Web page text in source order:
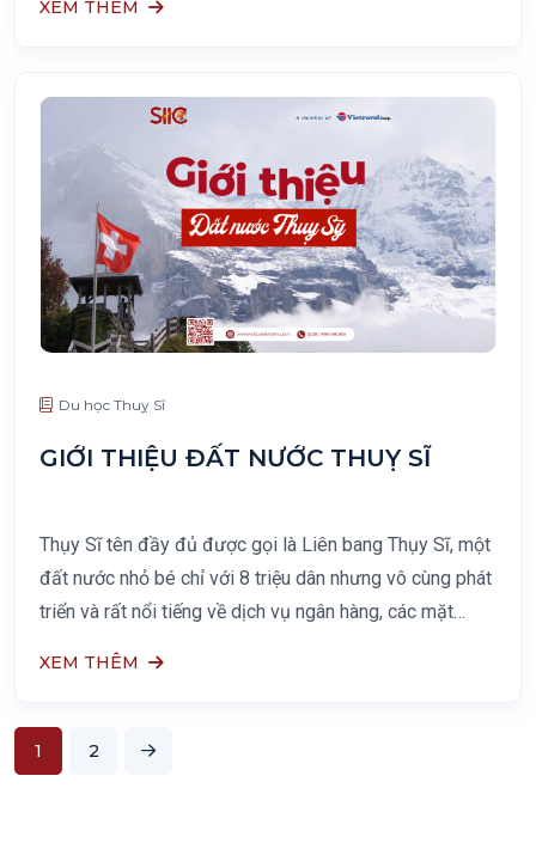
XEM THÊM
Du học Thuỵ Sĩ
GIỚI THIỆU ĐẤT NƯỚC THUỴ SĨ
Thụy Sĩ tên đầy đủ được gọi là Liên bang Thụy Sĩ, một
đất nước nhỏ bé chỉ với 8 triệu dân nhưng vô cùng phát
triển và rất nổi tiếng về dịch vụ ngân hàng, các mặt
XEM THÊM
1 2